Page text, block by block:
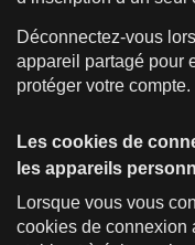
Déconnectez-vous
appareil partagé pour
protéger votre compte.
Les cookies de
les appareils
Lorsque vous vous
cookies de connexion